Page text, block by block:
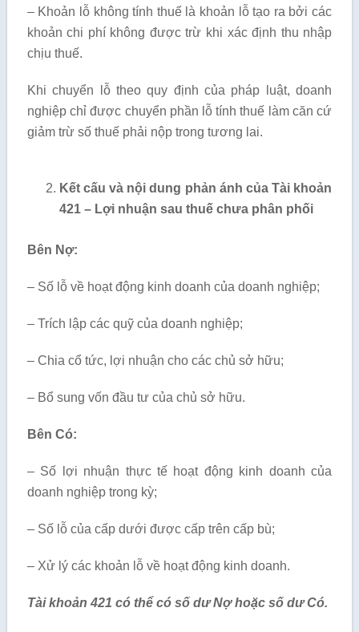
– Khoản lỗ không tính thuế là khoản lỗ tạo ra bởi các
khoản chi phí không được trừ khi xác định thu nhập
chịu thuế.
Khi chuyển lỗ theo quy định của pháp luật, doanh
nghiệp chỉ được chuyển phần lỗ tính thuế làm căn cứ
giảm trừ số thuế phải nộp trong tương lai.
Kết cấu và nội dung phản ánh của Tài khoản
421 – Lợi nhuận sau thuế chưa phân phối
Bên Nợ:
– Số lỗ về hoạt động kinh doanh của doanh nghiệp;
– Trích lập các quỹ của doanh nghiệp;
– Chia cổ tức, lợi nhuận cho các chủ sở hữu;
– Bổ sung vốn đầu tư của chủ sở hữu.
Bên Có:
– Số lợi nhuận thực tế hoạt động kinh doanh của
doanh nghiệp trong kỳ;
– Số lỗ của cấp dưới được cấp trên cấp bù;
– Xử lý các khoản lỗ về hoạt động kinh doanh.
Tài khoản 421 có thể có số dư Nợ hoặc số dư Có.